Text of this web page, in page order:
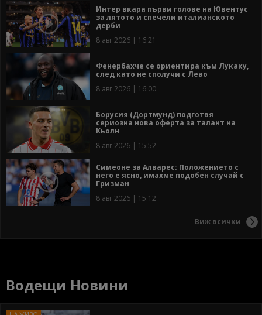
Интер вкара първи голове на Ювентус
за лятото и спечели италианското
дерби
8 авг 2026 | 16:21
Фенербахче се ориентира към Лукаку,
след като не сполучи с Леао
8 авг 2026 | 16:00
Борусия (Дортмунд) подготвя
сериозна нова оферта за талант на
Кьолн
8 авг 2026 | 15:52
Симеоне за Алварес: Положението с
него е ясно, имахме подобен случай с
Гризман
8 авг 2026 | 15:12
Виж всички
Водещи Новини